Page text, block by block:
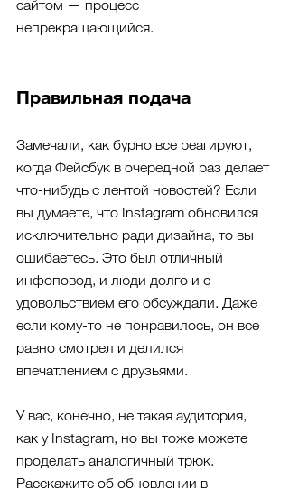
сайтом — процесс
непрекращающийся.
Правильная подача
Замечали, как бурно все реагируют,
когда Фейсбук в очередной раз делает
что-нибудь с лентой новостей? Если
вы думаете, что Instagram обновился
исключительно ради дизайна, то вы
ошибаетесь. Это был отличный
инфоповод, и люди долго и с
удовольствием его обсуждали. Даже
если кому-то не понравилось, он все
равно смотрел и делился
впечатлением с друзьями.
У вас, конечно, не такая аудитория,
как у Instagram, но вы тоже можете
проделать аналогичный трюк.
Расскажите об обновлении в